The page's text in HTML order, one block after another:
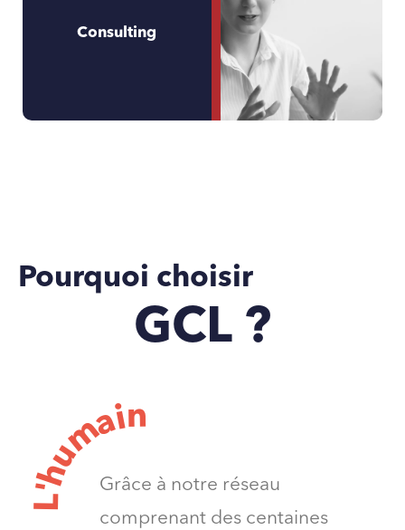
Consulting
Pourquoi choisir
GCL ?
L
'
h
u
main
Grâce à notre réseau
comprenant des centaines